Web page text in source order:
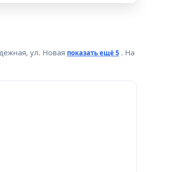
ул. Новая показать ещё 5 . На